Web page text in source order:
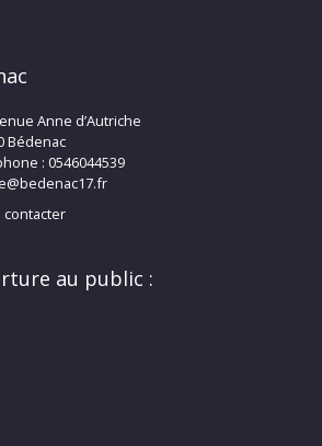
Anne d’Autriche
Bédenac
: 0546044539
contacter
au public :